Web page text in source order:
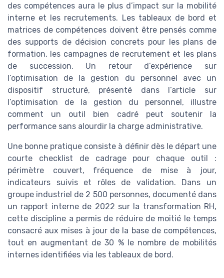
des compétences aura le plus d’impact sur la mobilité
interne et les recrutements. Les tableaux de bord et
matrices de compétences doivent être pensés comme
des supports de décision concrets pour les plans de
formation, les campagnes de recrutement et les plans
de succession. Un retour d’expérience sur
l’optimisation de la gestion du personnel avec un
dispositif structuré, présenté dans l’article sur
l’optimisation de la gestion du personnel, illustre
comment un outil bien cadré peut soutenir la
performance sans alourdir la charge administrative.
Une bonne pratique consiste à définir dès le départ une
courte checklist de cadrage pour chaque outil :
périmètre couvert, fréquence de mise à jour,
indicateurs suivis et rôles de validation. Dans un
groupe industriel de 2 500 personnes, documenté dans
un rapport interne de 2022 sur la transformation RH,
cette discipline a permis de réduire de moitié le temps
consacré aux mises à jour de la base de compétences,
tout en augmentant de 30 % le nombre de mobilités
internes identifiées via les tableaux de bord.